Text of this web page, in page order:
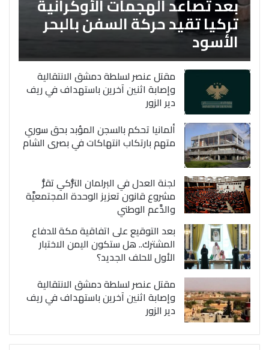
تركيا تقيد حركة السفن بالبحر
الأسود
مقتل عنصر لسلطة دمشق الانتقالية
وإصابة اثنين آخرين باستهداف في ريف
دير الزور
ألمانيا تحكم بالسجن المؤبد بحق سوري
متهم بارتكاب انتهاكات في بصرى الشام
لجنة العدل في البرلمان التُّركي تقرُّ
مشروع قانون تعزيز الوحدة المجتمعيَّة
والدَّعم الوطني
بعد التوقيع على اتفاقية مكة للدفاع
المشترك.. هل ستكون اليمن الاختبار
الأول للحلف الجديد؟
مقتل عنصر لسلطة دمشق الانتقالية
وإصابة اثنين آخرين باستهداف في ريف
دير الزور